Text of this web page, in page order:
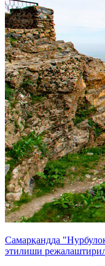
Самарқандда
этилиши